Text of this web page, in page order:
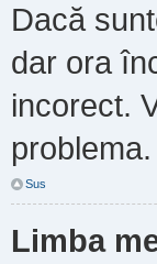
Dacă
dar ora
incorect.
problema.
Sus
Limba